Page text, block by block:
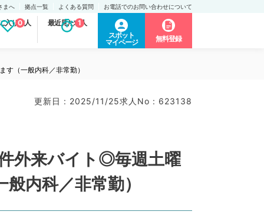
まへ 拠点一覧 よくある質問 お電話でのお問い合わせについて
入り求人
0 最近見た求人
1
スポット
マイページ
無料登録
（一般内科／非常勤）
更新日 : 2025/11/25求人No : 623138
外来バイト◎毎週土曜
内科／非常勤）